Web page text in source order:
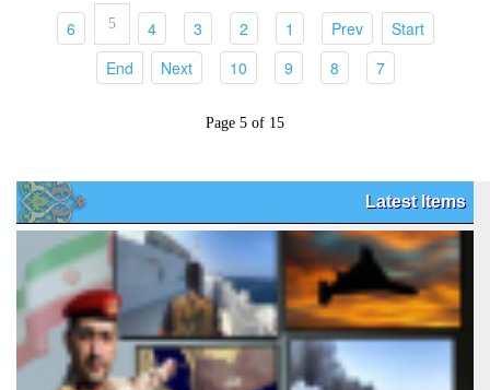
Start
(current)
Prev
1
2
(current)
3
(current)
4
(current)
5
6
(current)
7
(current)
8
(current)
9
(current)
10
Next
End
Page 5 of 15
Latest Items